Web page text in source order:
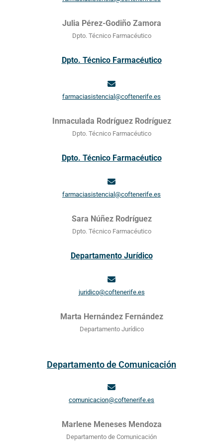
Julia Pérez-Godiño Zamora
Dpto. Técnico Farmacéutico
Dpto. Técnico Farmacéutico
farmaciasistencial@coftenerife.es
Inmaculada Rodríguez Rodríguez
Dpto. Técnico Farmacéutico
Dpto. Técnico Farmacéutico
farmaciasistencial@coftenerife.es
Sara Núñez Rodríguez
Dpto. Técnico Farmacéutico
Departamento Jurídico
juridico@coftenerife.es
Marta Hernández Fernández
Departamento Jurídico
Departamento de Comunicación
comunicacion@coftenerife.es
Marlene Meneses Mendoza
Departamento de Comunicación